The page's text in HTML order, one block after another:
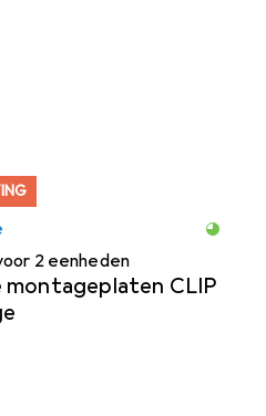
2 eenheden
montageplaten CLIP